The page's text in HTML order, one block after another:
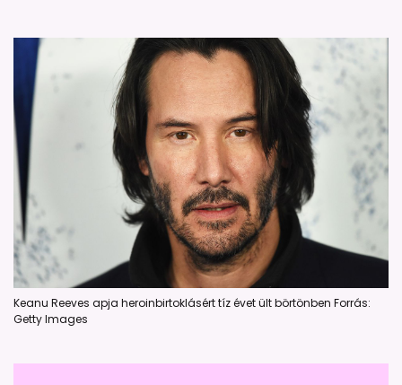
Keanu Reeves apja heroinbirtoklásért tíz évet ült börtönben Forrás:
Getty Images